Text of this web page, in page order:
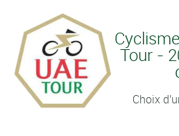
Tour -
Choix